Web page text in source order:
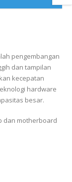
pengembangan
dan tampilan
kecepatan
hardware
besar.
dan motherboard